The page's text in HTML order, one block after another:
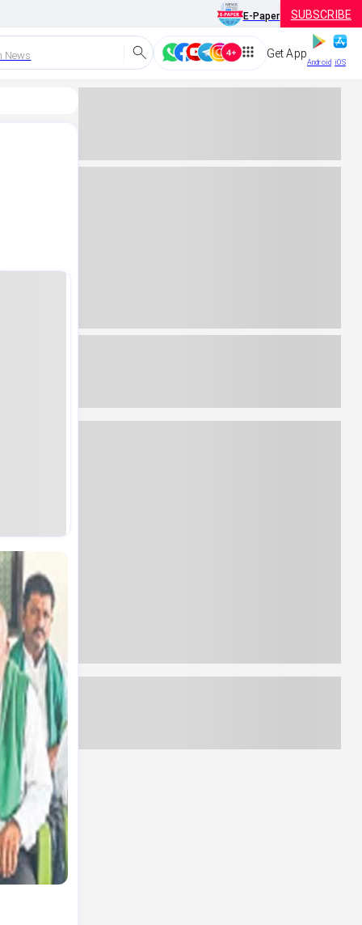
E-Paper SUBSCRIBE
News Get App
Android iOS